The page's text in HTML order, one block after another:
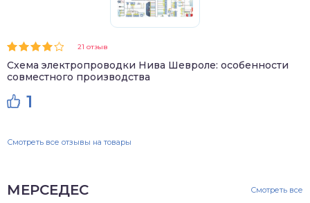
21 отзыв
Схема электропроводки Нива Шевроле: особенности
совместного производства
1
Смотреть все отзывы на товары
МЕРСЕДЕС Смотреть все